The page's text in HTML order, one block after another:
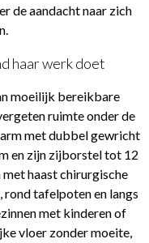
de aandacht naar zich
haar werk doet
moeilijk bereikbare
ruimte onder de
met dubbel gewricht
en zijn zijborstel tot 12
haast chirurgische
rond tafelpoten en langs
met kinderen of
vloer zonder moeite,